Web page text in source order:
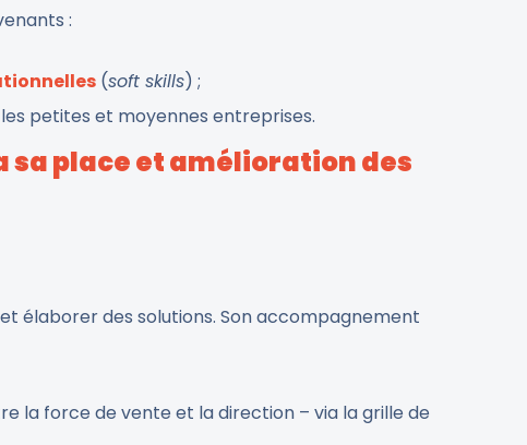
:
(soft skills) ;
petites et moyennes entreprises.
sa place et amélioration des
élaborer des solutions. Son accompagnement
la force de vente et la direction – via la grille de